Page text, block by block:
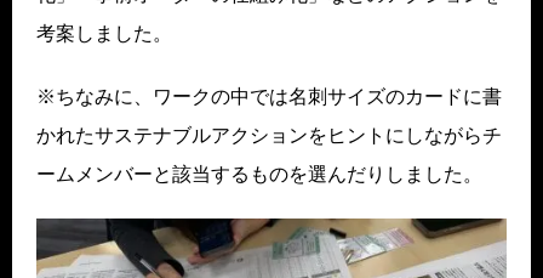
考案しました。
※ちなみに、ワークの中では名刺サイズのカードに書
かれたサステナブルアクションをヒントにしながらチ
ームメンバーと該当するものを選んだりしました。